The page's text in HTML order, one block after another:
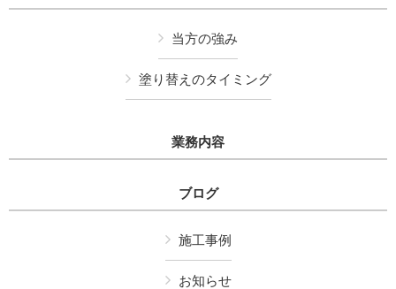
当方の強み
塗り替えのタイミング
業務内容
ブログ
施工事例
お知らせ